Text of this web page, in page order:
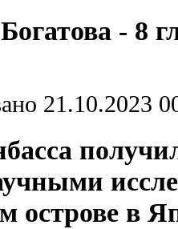
- 8
21.10.2023
острове в